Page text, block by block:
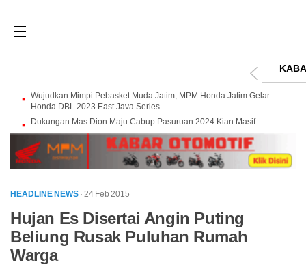
Wujudkan Mimpi Pebasket Muda Jatim, MPM Honda Jatim Gelar
Honda DBL 2023 East Java Series
Dukungan Mas Dion Maju Cabup Pasuruan 2024 Kian Masif
HEADLINE NEWS · 24 Feb 2015
Hujan Es Disertai Angin Puting
Beliung Rusak Puluhan Rumah
Warga